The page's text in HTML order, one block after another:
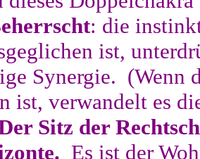
: die
ist,
Synergie. (Wenn
ist, verwandelt es
Sitz der
Es ist der